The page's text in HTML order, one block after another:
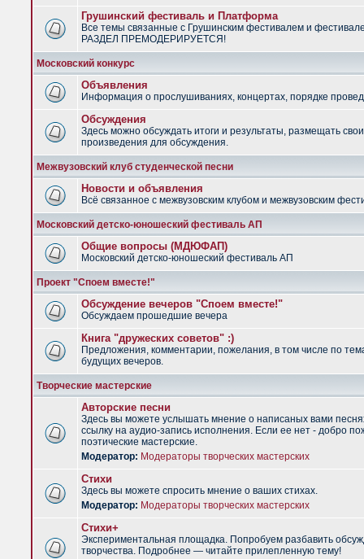
Грушинский фестиваль и Платформа
Все темы связанные с Грушинским фестивалем и
РАЗДЕЛ ПРЕМОДЕРИРУЕТСЯ!
Московский конкурс
Объявления
Информация о прослушиваниях, концертах, порядке
Обсуждения
Здесь можно обсуждать итоги и результаты, размещать
произведения для обсуждения.
Межвузовский клуб студенческой песни
Новости и объявления
Всё связанное с межвузовским клубом и межвузовским
Московский детско-юношеский фестиваль АП
Общие вопросы (МДЮФАП)
Московский детско-юношеский фестиваль АП
Проект "Споем вместе!"
Обсуждение вечеров "Споем вместе!"
Обсуждаем прошедшие вечера
Книга "дружеских советов" :)
Предложения, комментарии, пожелания, в том числе по
будущих вечеров.
Творческие мастерские
Авторские песни
Здесь вы можете услышать мнение о написаных вами
ссылку на аудио-запись исполнения. Если ее нет - добро
поэтические мастерские.
Модератор: Модераторы творческих мастерских
Стихи
Здесь вы можете спросить мнение о ваших стихах.
Модератор: Модераторы творческих мастерских
Стихи+
Экспериментальная площадка. Попробуем разбавить
творчества. Подробнее — читайте прилепленную тему!